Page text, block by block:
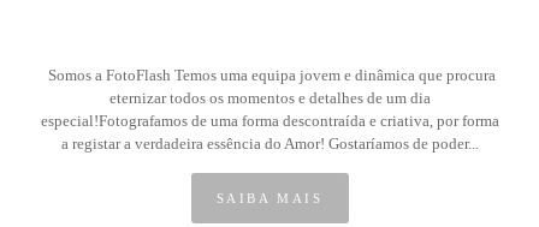
Somos a FotoFlash Temos uma equipa jovem e dinâmica que procura
eternizar todos os momentos e detalhes de um dia
especial!Fotografamos de uma forma descontraída e criativa, por forma
a registar a verdadeira essência do Amor! Gostaríamos de poder...
SAIBA MAIS